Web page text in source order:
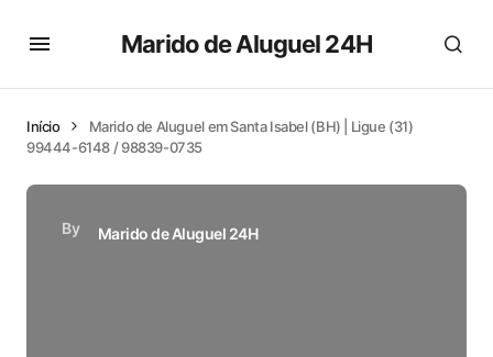
Marido de Aluguel 24H
Início
Marido de Aluguel em Santa Isabel (BH) | Ligue (31)
99444-6148 / 98839-0735
By Marido de Aluguel 24H